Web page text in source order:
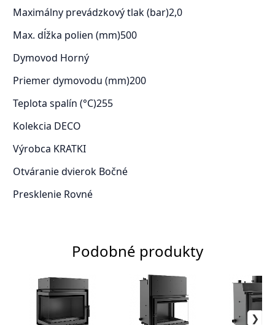
Maximálny prevádzkový tlak (bar)2,0
Max. dĺžka polien (mm)500
Dymovod Horný
Priemer dymovodu (mm)200
Teplota spalín (°C)255
Kolekcia DECO
Výrobca KRATKI
Otváranie dvierok Bočné
Presklenie Rovné
Podobné produkty